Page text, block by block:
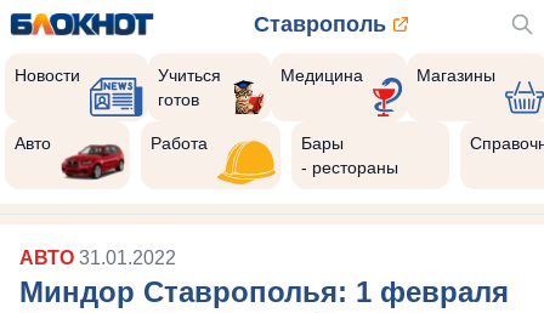
Ставрополь
Новости
Учиться
готов
Медицина Магазины
Авто Работа
Бары
- рестораны
АВТО 31.01.2022
Миндор Ставрополья: 1 февраля